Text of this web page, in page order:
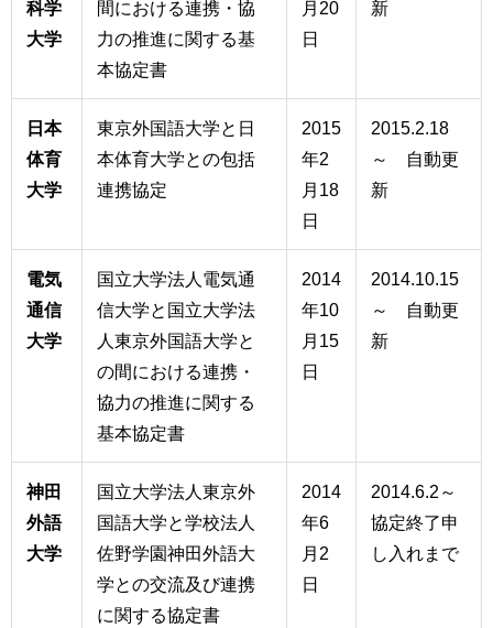
科学
大学
間における連携・協
力の推進に関する基
本協定書
月20
日
新
日本
体育
大学
東京外国語大学と日
本体育大学との包括
連携協定
2015
年2
月18
日
2015.2.18
～ 自動更
新
電気
通信
大学
国立大学法人電気通
信大学と国立大学法
人東京外国語大学と
の間における連携・
協力の推進に関する
基本協定書
2014
年10
月15
日
2014.10.15
～ 自動更
新
神田
外語
大学
国立大学法人東京外
国語大学と学校法人
佐野学園神田外語大
学との交流及び連携
に関する協定書
2014
年6
月2
日
2014.6.2～
協定終了申
し入れまで